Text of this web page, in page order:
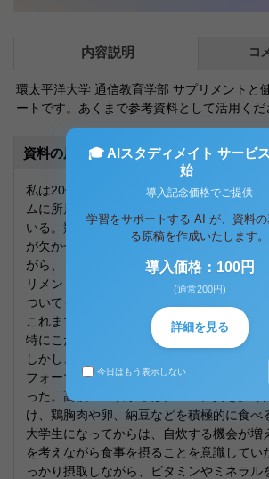
内容説明 コ
環太平洋大学 通信教育学部 サプリメントと
ートです。あくまで参考資料として活用くだ
資料の原本内容
私は20代で、趣味の範囲ではあるが、陸上
ムに所属し、短距離選手として日々のトレ
いる。競技力を向上させるためには、適切
が欠かせない。本レポートでは、自身の食
がら、「食」と「健康」の関係について考
リメントの必要性や選び方、「食品」と「
ついても述べていく。
これまでの食生活を振り返ると、小学生の
特にこだわりはなく、好きなものを食べる
しかし、高校・大学と陸上競技を続ける中
フォーマンス向上のために食事の重要性を
った。高校生の頃からはタンパク質を多く
け、鶏胸肉や卵、納豆などを積極的に食べ
大学生になってからは、自炊する機会が増
を考えながら食事を摂ることを意識してい
っかり摂取しながら、ビタミンやミネラル
🎓 AIスタディメイト サービ
始
導入記念価格でご提供
学習をサポートする AI が、資料
る原稿を作成いたします。
導入価格：100円
(通常200円)
詳細を見る
今日はもう表示しない